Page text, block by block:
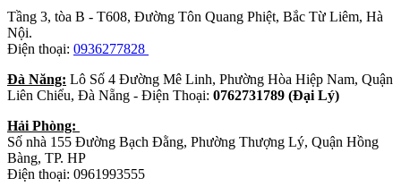
Tầng 3, tòa B - T608, Đường Tôn Quang Phiệt, Bắc Từ Liêm, Hà
Nội.
Điện thoại: 0936277828
Đà Năng: Lô Số 4 Đường Mê Linh, Phường Hòa Hiệp Nam, Quận
Liên Chiểu, Đà Nẵng - Điện Thoại: 0762731789 (Đại Lý)
Hải Phòng:
Số nhà 155 Đường Bạch Đằng, Phường Thượng Lý, Quận Hồng
Bàng, TP. HP
Điện thoại: 0961993555